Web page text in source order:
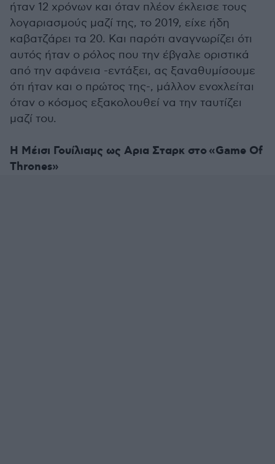
ήταν 12 χρόνων και όταν πλέον έκλεισε τους
λογαριασμούς μαζί της, το 2019, είχε ήδη
καβατζάρει τα 20. Και παρότι αναγνωρίζει ότι
αυτός ήταν ο ρόλος που την έβγαλε οριστικά
από την αφάνεια -εντάξει, ας ξαναθυμίσουμε
ότι ήταν και ο πρώτος της-, μάλλον ενοχλείται
όταν ο κόσμος εξακολουθεί να την ταυτίζει
μαζί του.
H Mέισι Γουίλιαμς ως Αρια Σταρκ στο «Game Of
Thrones»